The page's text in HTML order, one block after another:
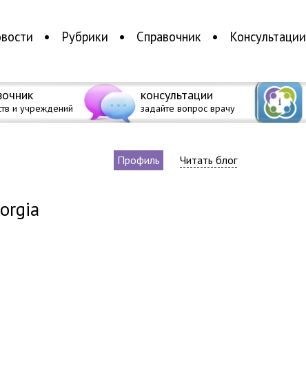
Рубрики Справочник Консультации
и учреждений
консультации
задайте вопрос врачу
Профиль Читать блог